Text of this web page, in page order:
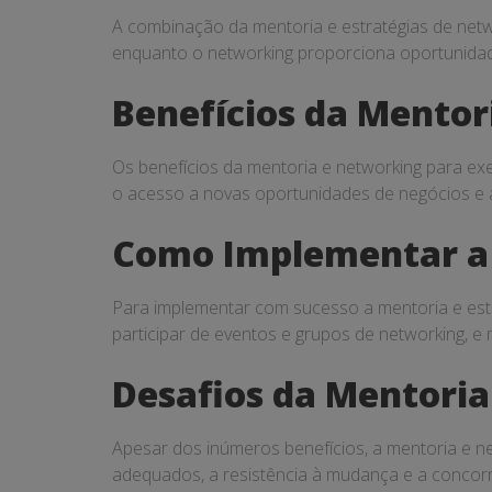
A combinação da mentoria e estratégias de
enquanto o networking proporciona
Benefícios da
Os benefícios da mentoria e networking para
o acesso a novas oportunidades de negócios
Como Implementar
Para implementar com sucesso a mentoria e
participar de eventos e grupos de networking,
Desafios da
Apesar dos inúmeros benefícios, a mentoria e
adequados, a resistência à mudança e a